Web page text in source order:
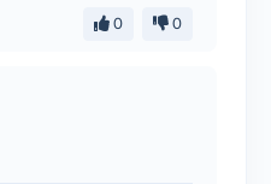
0 0